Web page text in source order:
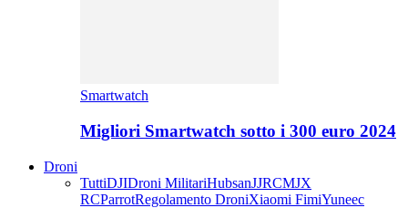
Smartwatch
Migliori Smartwatch sotto i 300 euro 2024
Droni
TuttiDJIDroni MilitariHubsanJJRCMJX
RCParrotRegolamento DroniXiaomi FimiYuneec